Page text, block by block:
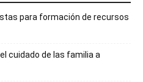
para formación de recursos
cuidado de las familia a